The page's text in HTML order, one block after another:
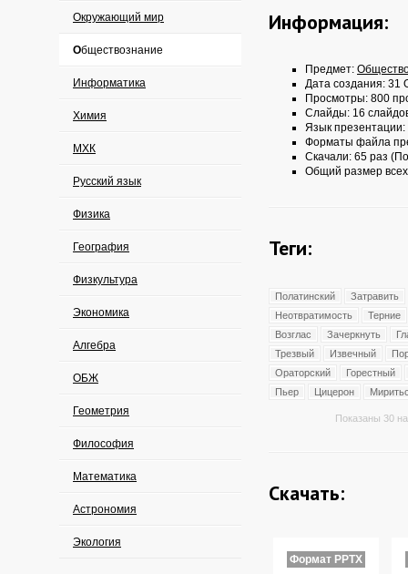
Окружающий мир
Обществознание
Информатика
Химия
МХК
Русский язык
Физика
География
Физкультура
Экономика
Алгебра
ОБЖ
Геометрия
Философия
Математика
Астрономия
Экология
Информация:
Предмет:
Дата создания: 31
Просмотры: 800
Слайды: 16
Язык презентации:
Форматы файла
Скачали: 65 раз
Общий размер
Теги:
Полатинский
Затравить
Неотвратимость
Терние
Возглас
Зачеркнуть
Трезвый
Извечный
Ораторский
Горестный
Пьер
Цицерон
Показаны 30
Скачать:
Формат PPTX